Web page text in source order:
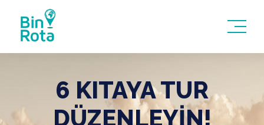
6 KITAYA TUR
DÜZENLEYİN!